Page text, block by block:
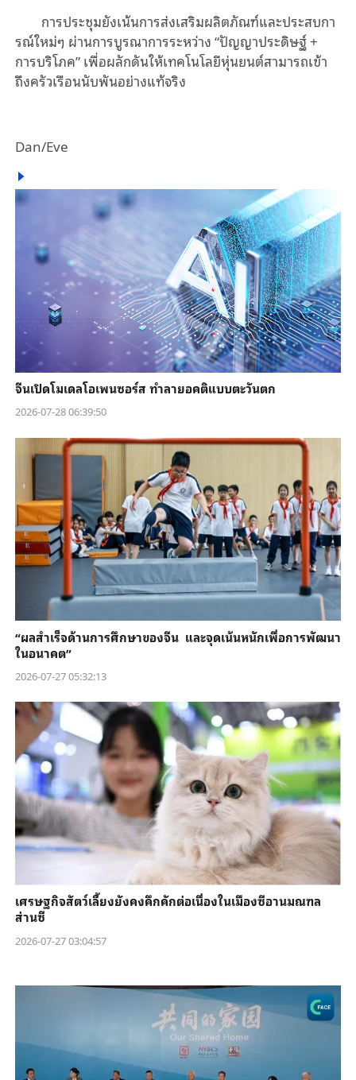
การประชุมยังเน้นการส่งเสริมผลิตภัณฑ์และประสบกา
รณ์ใหม่ๆ ผ่านการบูรณาการระหว่าง“ปัญญาประดิษฐ์+
การบริโภค”เพื่อผลักดันให้เทคโนโลยีหุ่นยนต์สามารถเข้า
ถึงครัวเรือนนับพันอย่างแท้จริง
Dan/Eve
จีนเปิดโมเดลโอเพนซอร์ส ทำลายอคติแบบตะวันตก
2026-07-28 06:39:50
“ผลสำเร็จด้านการศึกษาของจีน และจุดเน้นหนักเพื่อการพัฒนา
ในอนาคต”
2026-07-27 05:32:13
เศรษฐกิจสัตว์เลี้ยงยังคงคึกคักต่อเนื่องในเมืองซีอานมณฑล
ส่านซี
2026-07-27 03:04:57